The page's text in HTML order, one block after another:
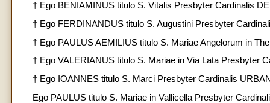
† Ego BENIAMINUS titulo S. Vitalis Presbyter Cardinalis
† Ego FERDINANDUS titulo S. Augustini Presbyter
† Ego PAULUS AEMILIUS titulo S. Mariae Angelorum in
† Ego VALERIANUS titulo S. Mariae in Via Lata Presbyter
† Ego IOANNES titulo S. Marci Presbyter Cardinalis
Ego PAULUS titulo S. Mariae in Vallicella Presbyter